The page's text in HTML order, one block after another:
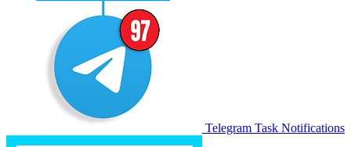
Telegram Task Notifications